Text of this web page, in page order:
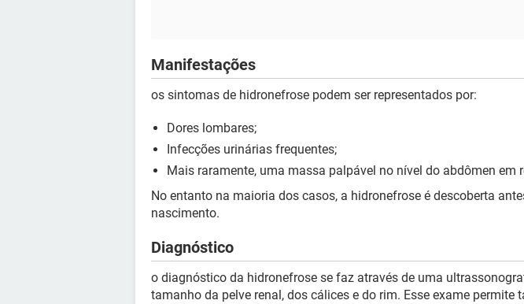
Manifestações
os sintomas de hidronefrose podem ser representados por:
Dores lombares;
Infecções urinárias frequentes;
Mais raramente, uma massa palpável no nível do abdômen em
No entanto na maioria dos casos, a hidronefrose é descoberta
nascimento.
Diagnóstico
o diagnóstico da hidronefrose se faz através de uma
tamanho da pelve renal, dos cálices e do rim. Esse exame permite